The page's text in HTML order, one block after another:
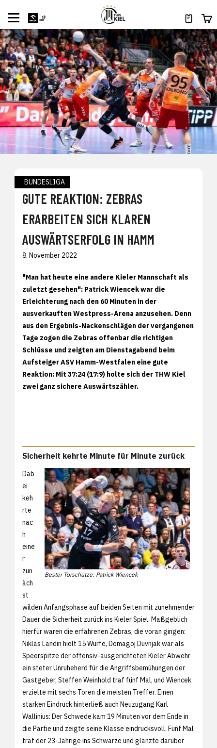
BUNDESLIGA
GUTE REAKTION: ZEBRAS
ERARBEITEN SICH KLAREN
AUSWÄRTSERFOLG IN HAMM
8. November 2022
"Man hat heute eine andere Kieler Mannschaft als
zuletzt gesehen": Patrick Wiencek war die
Erleichterung nach den 60 Minuten in der
ausverkauften Westpress-Arena anzusehen. Denn
aus den Ergebnis-Nackenschlägen der vergangenen
Tage zogen die Zebras offenbar die richtigen
Schlüsse und zeigten am Dienstagabend beim
Aufsteiger ASV Hamm-Westfalen eine gute
Reaktion: Mit 37:24 (17:9) holte sich der THW Kiel
zwei ganz sichere Auswärtszähler.
Sicherheit kehrte Minute für Minute zurück
Bester Torschütze: Patrick Wiencek
Dab
ei
keh
rte
nac
h
eine
r
zun
äch
st
wilden Anfangsphase auf beiden Seiten mit zunehmender
Dauer die Sicherheit zurück ins Kieler Spiel. Maßgeblich
hierfür waren die erfahrenen Zebras, die voran gingen:
Niklas Landin hielt 15 Würfe, Domagoj Duvnjak war als
Speerspitze der offensiv-ausgerichteten Kieler Abwehr
ein steter Unruheherd für die Angriffsbemühungen der
Gastgeber, Steffen Weinhold traf fünf Mal, und Wiencek
erzielte mit sechs Toren die meisten Treffer. Einen
starken Eindruck hinterließ auch Neuzugang Karl
Wallinius: Der Schwede kam 19 Minuten vor dem Ende in
die Partie und zeigte seine Klasse eindrucksvoll. Fünf Mal
traf der 23-Jährige ins Schwarze und glänzte darüber